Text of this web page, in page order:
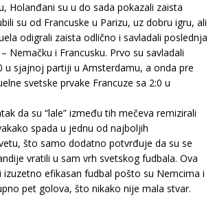
Holanđani su u do sada pokazali zaista
su od Francuske u Parizu, uz dobru igru, ali
odigrali zaista odlično i savladali poslednja
Nemačku i Francusku. Prvo su savladali
u sjajnoj partiji u Amsterdamu, a onda pre
svetske prvake Francuze sa 2:0 u
da su “lale” između tih mečeva remizirali
spada u jednu od najboljih
što samo dodatno potvrđuje da su se
vratili u sam vrh svetskog fudbala. Ova
izuzetno efikasan fudbal pošto su Nemcima i
pet golova, što nikako nije mala stvar.